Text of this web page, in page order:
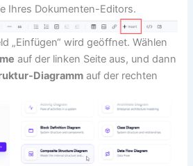
Ihres Dokumenten-Editors.
„Einfügen“ wird geöffnet. Wählen
auf der linken Seite aus, und dann
Diagramm auf der rechten